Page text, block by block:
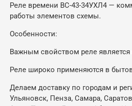
Реле времени ВС-43-34УХЛ4 —
работы элементов схемы.
Особенности:
Важным свойством реле
Реле широко применяются в
Делаем доставку по городам и
Ульяновск, Пенза, Самара,